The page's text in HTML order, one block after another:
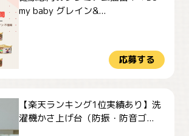
my baby グレイン&...
応募する
【楽天ランキング1位実績あり】洗
濯機かさ上げ台（防振・防音ゴ...